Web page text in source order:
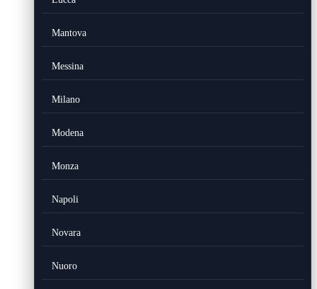
Mantova
Messina
Milano
Modena
Monza
Napoli
Novara
Nuoro